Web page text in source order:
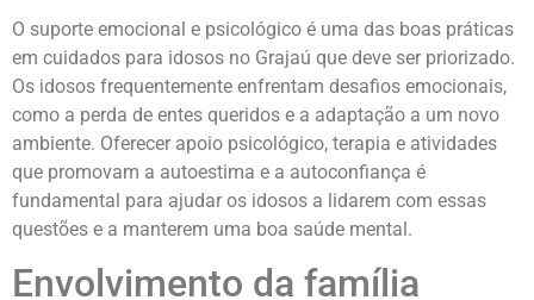
O suporte emocional e psicológico é uma das boas práticas
em cuidados para idosos no Grajaú que deve ser priorizado.
Os idosos frequentemente enfrentam desafios emocionais,
como a perda de entes queridos e a adaptação a um novo
ambiente. Oferecer apoio psicológico, terapia e atividades
que promovam a autoestima e a autoconfiança é
fundamental para ajudar os idosos a lidarem com essas
questões e a manterem uma boa saúde mental.
Envolvimento da família